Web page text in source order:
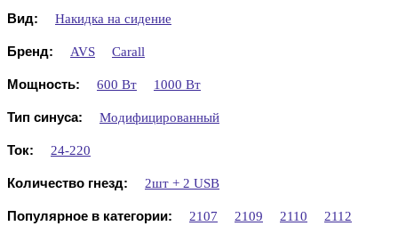
Вид: Накидка на сидение
Бренд: AVS Carall
Мощность: 600 Вт 1000 Вт
Тип синуса: Модифицированный
Ток: 24-220
Количество гнезд: 2шт + 2 USB
Популярное в категории: 2107 2109 2110
2112